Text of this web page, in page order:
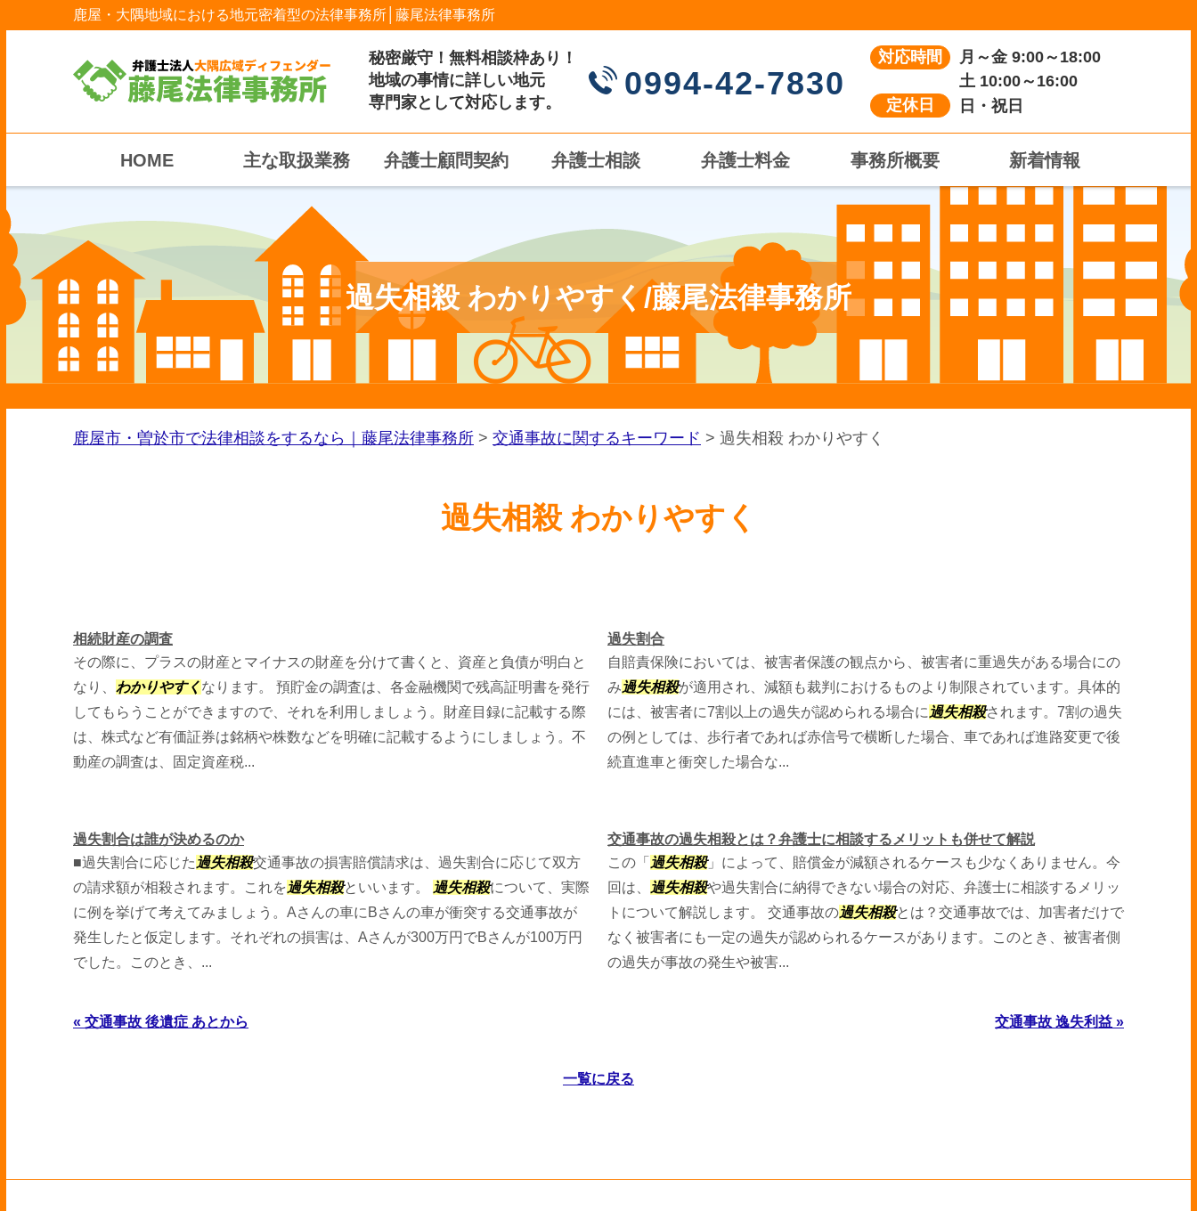
鹿屋・大隅地域における地元密着型の法律事務所│藤尾法律事務所
秘密厳守！無料相談枠あり！
地域の事情に詳しい地元
専門家として対応します。
0994-42-7830
対応時間
月～金 9:00～18:00
土 10:00～16:00
定休日
日・祝日
HOME 主な取扱業務 弁護士顧問契約 弁護士相談 弁護士料金 事務所概要 新着情報
過失相殺 わかりやすく/藤尾法律事務所
鹿屋市・曽於市で法律相談をするなら｜藤尾法律事務所 > 交通事故に関するキーワード > 過失相殺 わかりやすく
過失相殺 わかりやすく
相続財産の調査
その際に、プラスの財産とマイナスの財産を分けて書くと、資産と負債が明白と
なり、 わかりやすくなります。 預貯金の調査は、各金融機関で残高証明書を発行
してもらうことができますので、それを利用しましょう。財産目録に記載する際
は、株式など有価証券は銘柄や株数などを明確に記載するようにしましょう。不
動産の調査は、固定資産税...
過失割合
自賠責保険においては、被害者保護の観点から、被害者に重過失がある場合にの
み過失相殺が適用され、減額も裁判におけるものより制限されています。具体的
には、被害者に7割以上の過失が認められる場合に 過失相殺されます。7割の過失
の例としては、歩行者であれば赤信号で横断した場合、車であれば進路変更で後
続直進車と衝突した場合な...
過失割合は誰が決めるのか
■過失割合に応じた 過失相殺交通事故の損害賠償請求は、過失割合に応じて双方
の請求額が相殺されます。これを 過失相殺といいます。 過失相殺について、実際
に例を挙げて考えてみましょう。Aさんの車にBさんの車が衝突する交通事故が
発生したと仮定します。それぞれの損害は、Aさんが300万円でBさんが100万円
でした。このとき、...
交通事故の過失相殺とは？弁護士に相談するメリットも併せて解説
この「 過失相殺」によって、賠償金が減額されるケースも少なくありません。今
回は、
過失相殺や過失割合に納得できない場合の対応、弁護士に相談するメリッ
トについて解説します。 交通事故の過失相殺とは？交通事故では、加害者だけで
なく被害者にも一定の過失が認められるケースがあります。このとき、被害者側
の過失が事故の発生や被害...
« 交通事故 後遺症 あとから 交通事故 逸失利益 »
一覧に戻る